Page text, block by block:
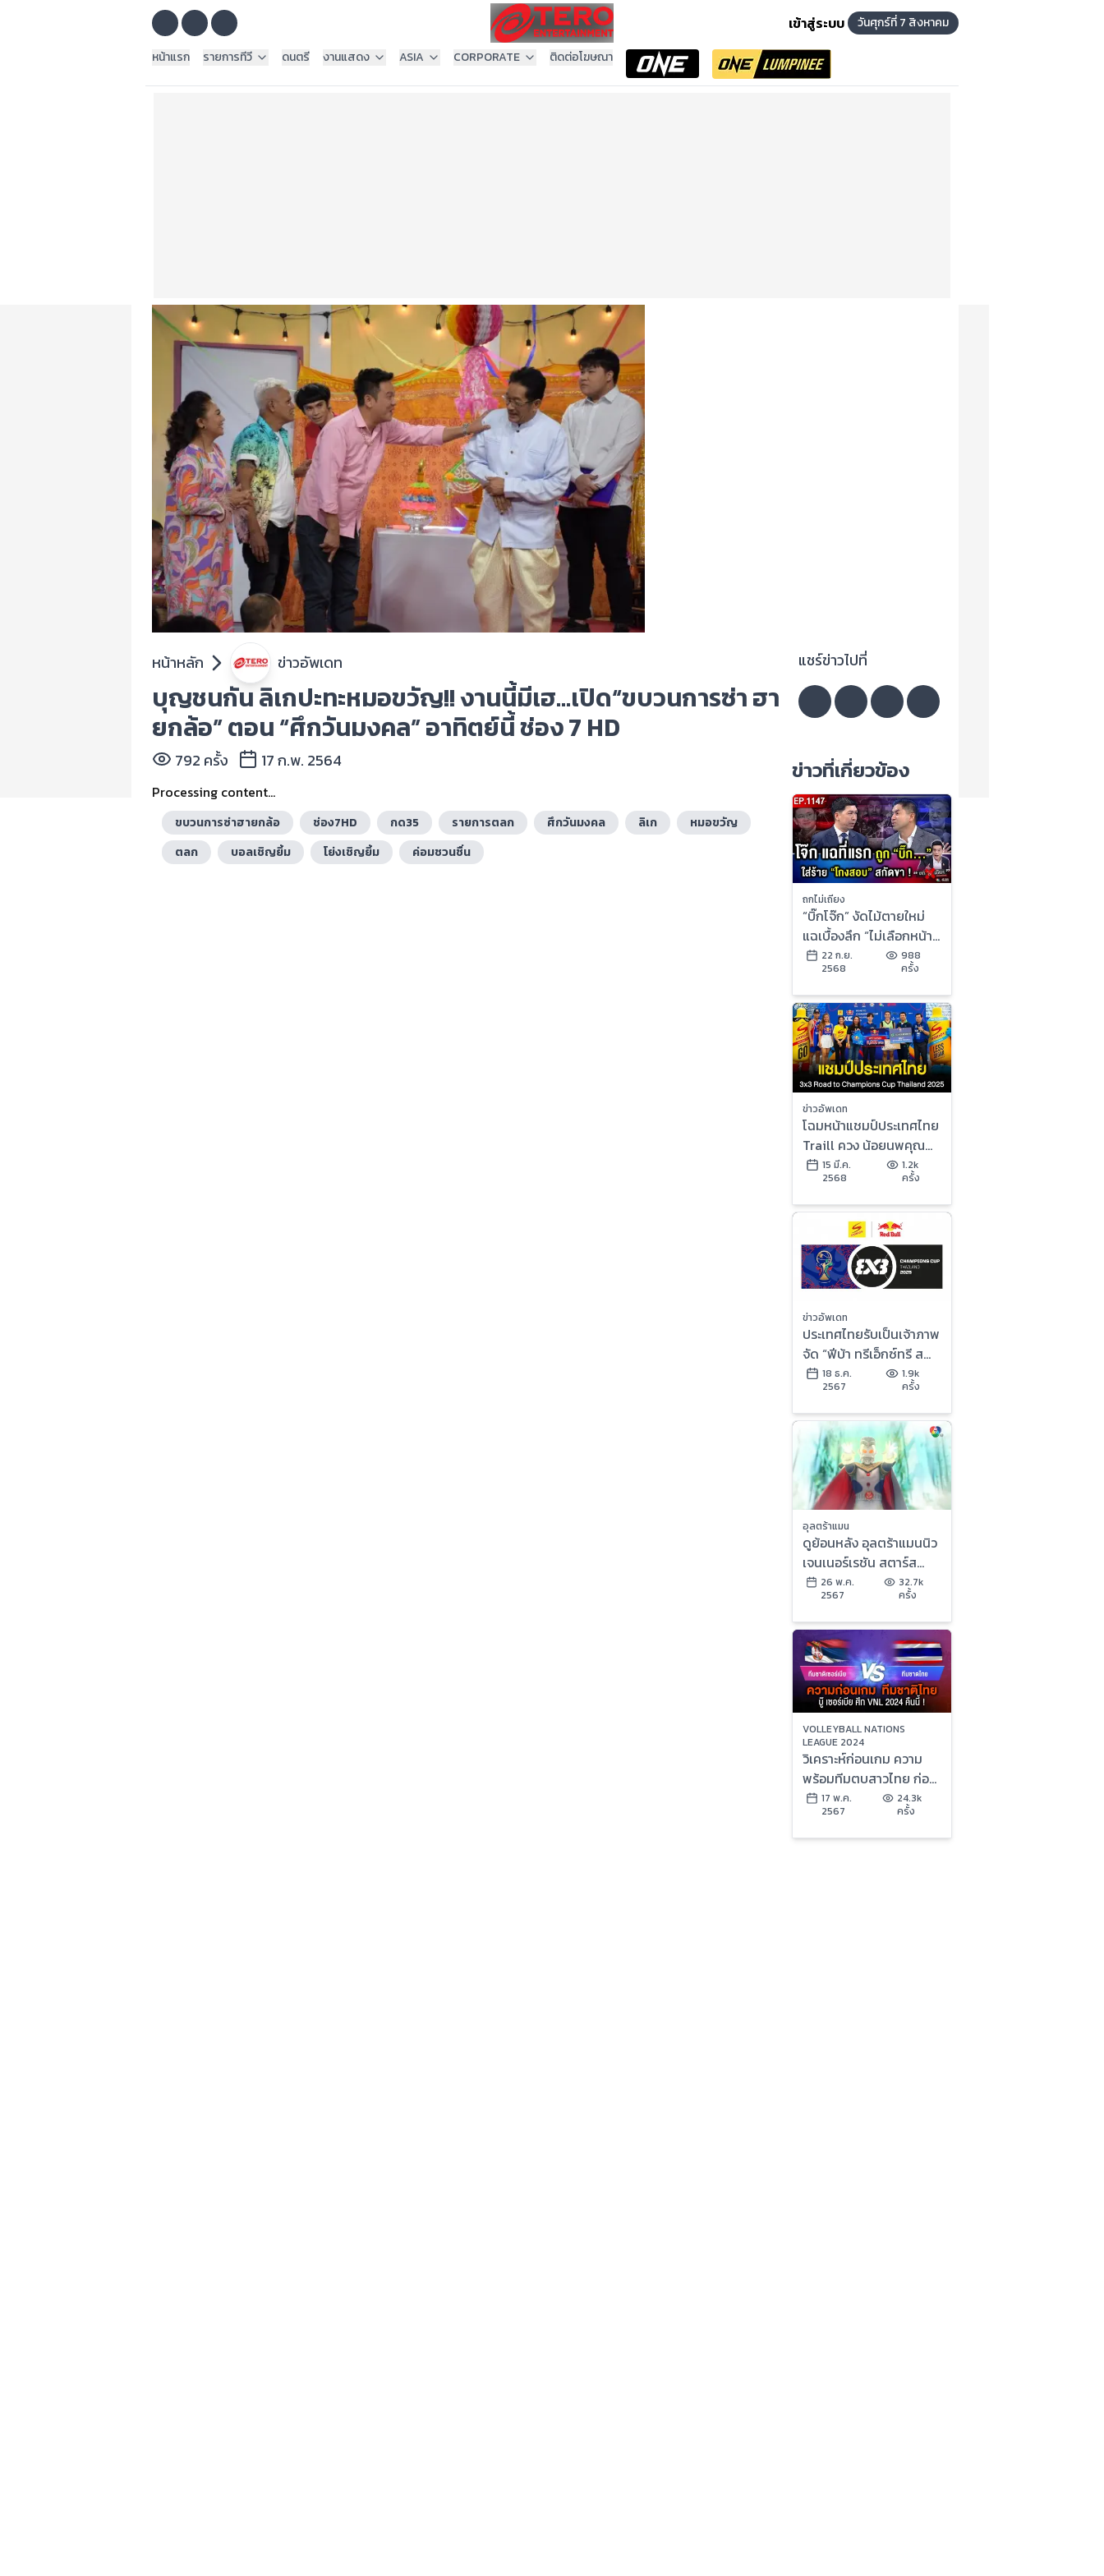
เข้าสู่ระบบ
วันศุกร์ที่ 7 สิงหาคม
หน้าแรก
รายการทีวี ดนตรี งานแสดง ASIA CORPORATE ติดต่อโฆษณา
หน้าหลัก ข่าวอัพเดท
บุญชนกัน ลิเกปะทะหมอขวัญ!! งานนี้มีเฮ...เปิด“ขบวนการซ่า ฮา
ยกล้อ” ตอน “ศึกวันมงคล” อาทิตย์นี้ ช่อง 7 HD
792 ครั้ง 17 ก.พ. 2564
Processing content...
ขบวนการซ่าฮายกล้อ ช่อง7HD กด35 รายการตลก ศึกวันมงคล ลิเก
หมอขวัญ
ตลก
บอลเชิญยิ้ม โย่งเชิญยิ้ม ค่อมชวนชื่น
แชร์ข่าวไปที่
ข่าวที่เกี่ยวข้อง
ถกไม่เถียง
“บิ๊กโจ๊ก” งัดไม้ตายใหม่
แฉเบื้องลึก “ไม่เลือกหน้า”
เขย่าเกมการเมือง ทำเพื่อ
อะไร ?
22 ก.ย.
2568
988
ครั้ง
ข่าวอัพเดท
โฉมหน้าแชมป์ประเทศไทย
Traill ควง น้อยนพคุณ
PJ Black คว้าชัยศึก 3x3
Road to Champions
Cup Thailand 2025
15 มี.ค.
2568
1.2k
ครั้ง
ข่าวอัพเดท
ประเทศไทยรับเป็นเจ้าภาพ
จัด “ฟีบ้า ทรีเอ็กซ์ทรี ส
ปอนเซอร์ | เรดบูล แชมป์
เปี้ยนส์ คัพ 2025” ทีมยัด
ห่วงระดับโลก เตรียม
ระเบิดศึกสุดยิ่งใหญ่ ครั้ง
แรก! ในเมืองไทย 14 – 16
มี.ค. 2568
18 ธ.ค.
2567
1.9k
ครั้ง
อุลตร้าแมน
ดูย้อนหลัง อุลตร้าแมนนิว
เจนเนอร์เรชัน สตาร์ส
ตอนที่ 15 (1/2)
26 พ.ค.
2567
32.7k
ครั้ง
VOLLEYBALL NATIONS
LEAGUE 2024
วิเคราะห์ก่อนเกม ความ
พร้อมทีมตบสาวไทย ก่อน
เจอ ทีมตบสาวเซิร์บ คืนนี้ !
17 พ.ค.
2567
24.3k
ครั้ง